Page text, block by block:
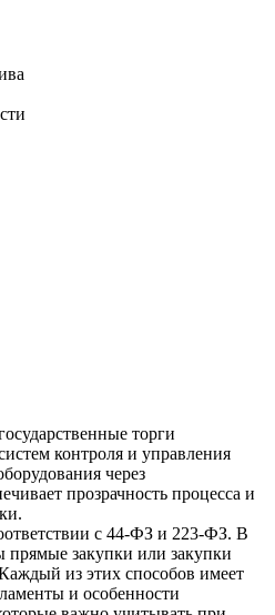
торги
контроля и управления
через
прозрачность процесса и
с 44-ФЗ и 223-ФЗ. В
прямые закупки или закупки
из этих способов имеет
и особенности